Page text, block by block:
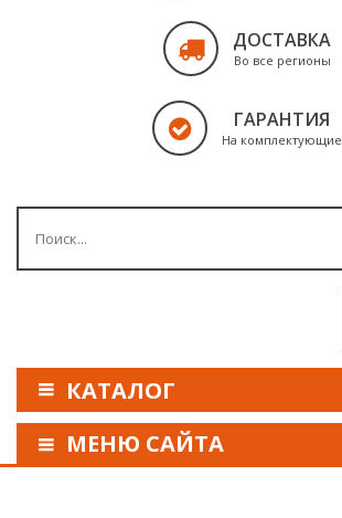
ДОСТАВКА
Во все регионы
ГАРАНТИЯ
На комплектующие
КАТАЛОГ
МЕНЮ САЙТА